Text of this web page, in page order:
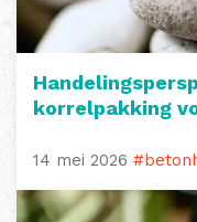
korrelpakking
14 mei 2026